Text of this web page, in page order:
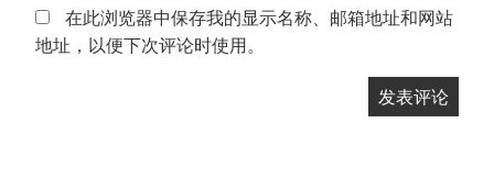
在此浏览器中保存我的显示名称、邮箱地址和网站
地址，以便下次评论时使用。